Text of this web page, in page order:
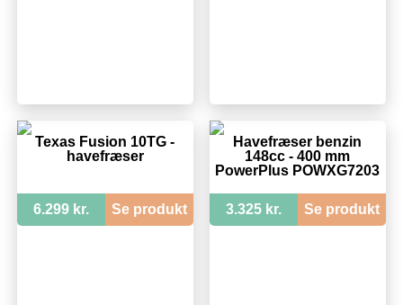
Texas Fusion 10TG -
havefræser
6.299 kr. Se produkt
Havefræser benzin
148cc - 400 mm
PowerPlus POWXG7203
3.325 kr. Se produkt